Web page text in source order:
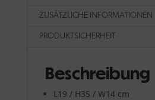
ZUSÄTZLICHE INFORMATIONEN
PRODUKTSICHERHEIT
Beschreibung
L19 / H35 / W14 cm